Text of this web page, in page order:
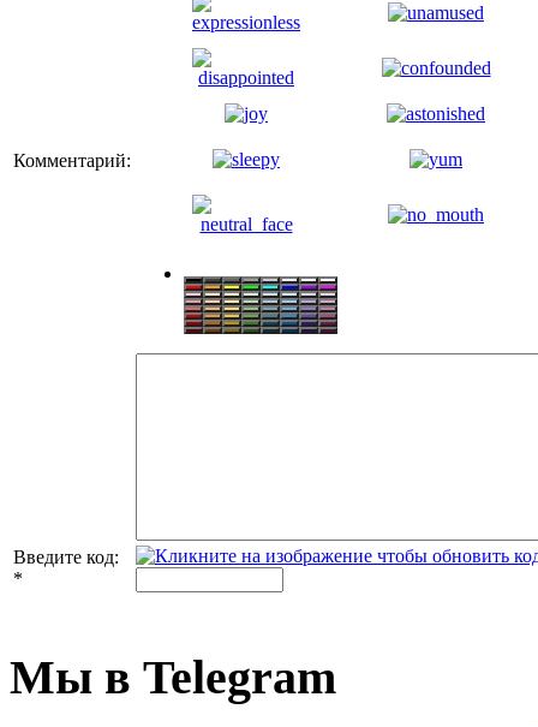
Комментарий:
Введите код:
*
Мы в Telegram